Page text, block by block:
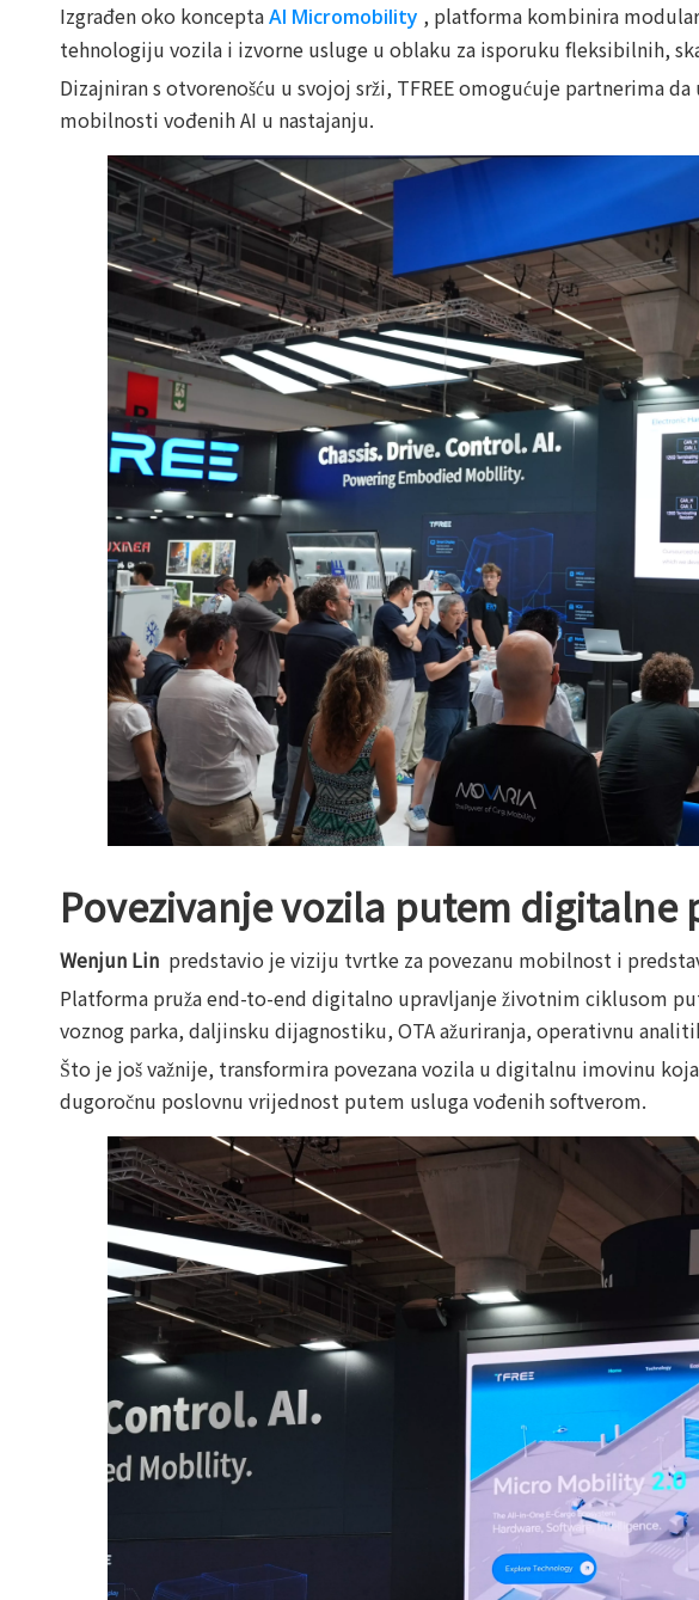
Izgrađen oko konceptaAI Micromobility , platforma kombinira
tehnologiju vozila i izvorne usluge u oblaku za isporuku fleksibilnih,
Dizajniran s otvorenošću u svojoj srži, TFREE omogućuje partnerima
mobilnosti vođenih AI u nastajanju.
Povezivanje vozila putem digitalne
Wenjun Lin predstavio je viziju tvrtke za povezanu mobilnost i
Platforma pruža end-to-end digitalno upravljanje životnim ciklusom
voznog parka, daljinsku dijagnostiku, OTA ažuriranja, operativnu
Što je još važnije, transformira povezana vozila u digitalnu imovinu
dugoročnu poslovnu vrijednost putem usluga vođenih softverom.